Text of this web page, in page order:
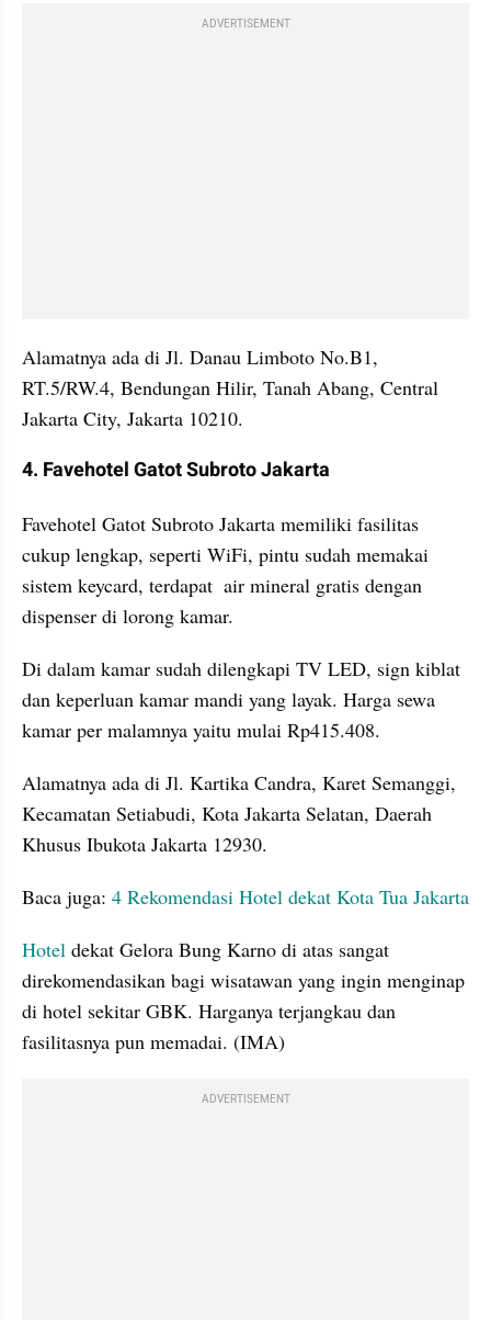
ADVERTISEMENT
Alamatnya ada di Jl. Danau Limboto No.B1,
RT.5/RW.4, Bendungan Hilir, Tanah Abang, Central
Jakarta City, Jakarta 10210.
4. Favehotel Gatot Subroto Jakarta
Favehotel Gatot Subroto Jakarta memiliki fasilitas
cukup lengkap, seperti WiFi, pintu sudah memakai
sistem keycard, terdapat  air mineral gratis dengan
dispenser di lorong kamar.
Di dalam kamar sudah dilengkapi TV LED, sign kiblat
dan keperluan kamar mandi yang layak. Harga sewa
kamar per malamnya yaitu mulai Rp415.408.
Alamatnya ada di Jl. Kartika Candra, Karet Semanggi,
Kecamatan Setiabudi, Kota Jakarta Selatan, Daerah
Khusus Ibukota Jakarta 12930.
Baca juga: 4 Rekomendasi Hotel dekat Kota Tua Jakarta
Hotel dekat Gelora Bung Karno di atas sangat
direkomendasikan bagi wisatawan yang ingin menginap
di hotel sekitar GBK. Harganya terjangkau dan
fasilitasnya pun memadai. (IMA)
ADVERTISEMENT